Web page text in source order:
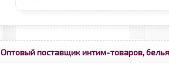
Оптовый поставщик интим-товаров,